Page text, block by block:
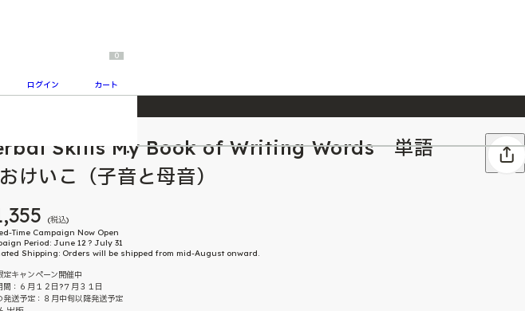
2026/7/23 『ONE PIECE magazine 021 ONE PIECEカード付き同梱版』発売延期のご案内
ログイン
0
カート
Skills My Book of Writing Words 単語
けいこ（子音と母音）
(税込)
Time Campaign Now Open
Period: June 12 ? July 31
Shipping: Orders will be shipped from mid-August onward.
定キャンペーン開催中
間：６月１２日?７月３１日
発送予定：８月中旬以降発送予定